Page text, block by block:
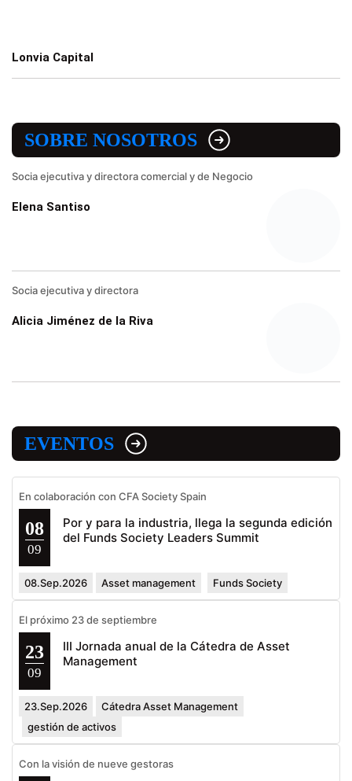
Lonvia Capital
SOBRE NOSOTROS
Socia ejecutiva y directora comercial y de Negocio
Elena Santiso
Socia ejecutiva y directora
Alicia Jiménez de la Riva
EVENTOS
En colaboración con CFA Society Spain
08
09
Por y para la industria, llega la segunda edición
del Funds Society Leaders Summit
08.Sep.2026 Asset management Funds Society
El próximo 23 de septiembre
23
09
III Jornada anual de la Cátedra de Asset
Management
23.Sep.2026
Cátedra Asset Management
gestión de activos
Con la visión de nueve gestoras